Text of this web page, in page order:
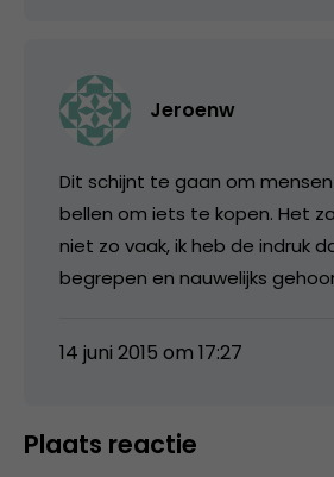
Jeroenw
Dit schijnt te gaan om
bellen om iets te kopen. Het
niet zo vaak, ik heb de indruk
begrepen en nauwelijks
14 juni 2015 om 17:27
Plaats reactie